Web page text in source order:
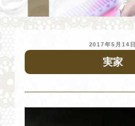
投
2017年5月14日
実家